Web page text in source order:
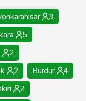
3
5
2
2 Burdur
4
2